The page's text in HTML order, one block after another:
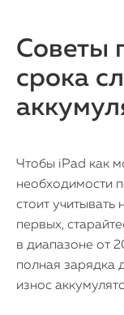
Советы
срока
Чтобы iPad как
необходимости
стоит
первых,
в диапазоне от
полная зарядка
износ